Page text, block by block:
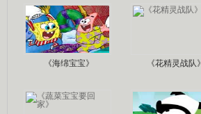
《海绵宝宝》 《花精灵战队》